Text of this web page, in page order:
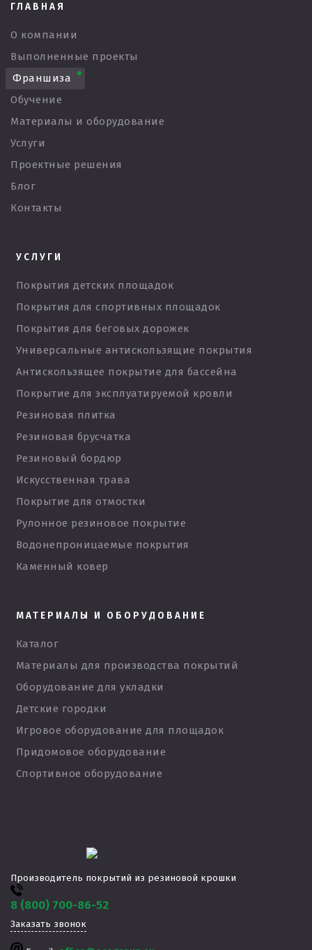
Производитель покрытий из резиновой крошки
8 (800) 700-86-52
Заказать звонок
ГЛАВНАЯ
О компании
Выполненные проекты
Франшиза
Обучение
Материалы и оборудование
Услуги
Проектные решения
Блог
Контакты
УСЛУГИ
Покрытия детских площадок
Покрытия для спортивных площадок
Покрытия для беговых дорожек
Универсальные антискользящие покрытия
Антискользящее покрытие для бассейна
Покрытие для эксплуатируемой кровли
Резиновая плитка
Резиновая брусчатка
Резиновый бордюр
Искусственная трава
Покрытие для отмостки
Рулонное резиновое покрытие
Водонепроницаемые покрытия
Каменный ковер
МАТЕРИАЛЫ И ОБОРУДОВАНИЕ
Каталог
Материалы для производства покрытий
Оборудование для укладки
Детские городки
Игровое оборудование для площадок
Придомовое оборудование
Спортивное оборудование